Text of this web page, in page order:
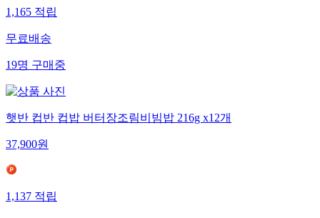
1,165적립
무료배송
19명구매중
햇반 컵반 컵밥 버터장조림비빔밥 216g x12개
37,900원
1,137적립